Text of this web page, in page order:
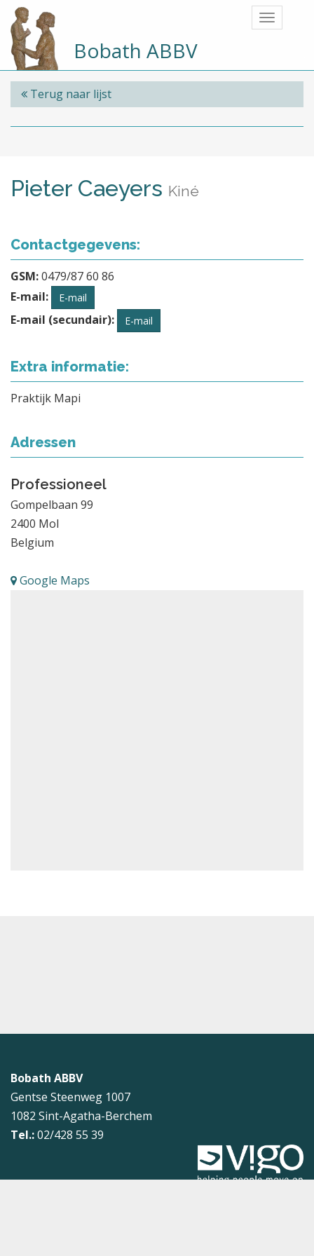
Bobath ABBV
Terug naar lijst
Pieter Caeyers Kiné
Contactgegevens:
GSM:0479/87 60 86
E-mail:
E-mail
E-mail (secundair): E-mail
Extra informatie:
Praktijk Mapi
Adressen
Professioneel
Gompelbaan 99
2400 Mol
Belgium
Google Maps
Bobath ABBV
Gentse Steenweg 1007
1082 Sint-Agatha-Berchem
Tel.:02/428 55 39